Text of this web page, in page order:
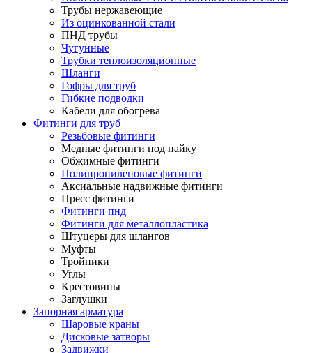
Трубы нержавеющие
Из оцинкованной стали
ПНД трубы
Чугунные
Трубки теплоизоляционные
Шланги
Гофры для труб
Гибкие подводки
Кабели для обогрева
Фитинги для труб
Резьбовые фитинги
Медные фитинги под пайку
Обжимные фитинги
Полипропиленовые фитинги
Аксиальные надвижные фитинги
Пресс фитинги
Фитинги пнд
Фитинги для металлопластика
Штуцеры для шлангов
Муфты
Тройники
Углы
Крестовины
Заглушки
Запорная арматура
Шаровые краны
Дисковые затворы
Задвижки